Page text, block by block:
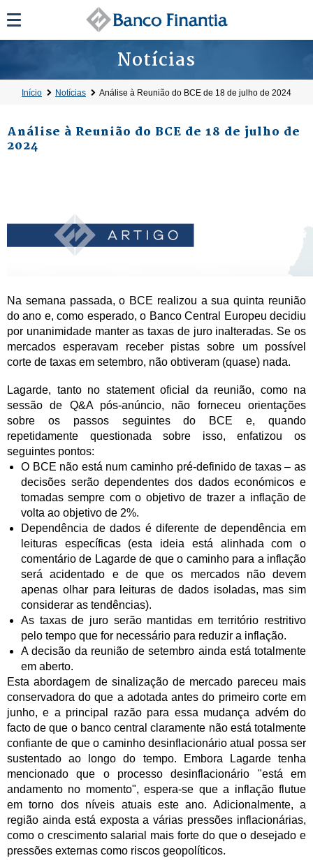
Notícias
Início Notícias Análise à Reunião do BCE de 18 de julho de 2024
Análise à Reunião do BCE de 18 de julho de
2024
Na semana passada, o BCE realizou a sua quinta reunião
do ano e, como esperado, o Banco Central Europeu decidiu
por unanimidade manter as taxas de juro inalteradas. Se os
mercados esperavam receber pistas sobre um possível
corte de taxas em setembro, não obtiveram (quase) nada.
Lagarde, tanto no statement oficial da reunião, como na
sessão de Q&A pós-anúncio, não forneceu orientações
sobre os passos seguintes do BCE e, quando
repetidamente questionada sobre isso, enfatizou os
seguintes pontos:
O BCE não está num caminho pré-definido de taxas – as
decisões serão dependentes dos dados económicos e
tomadas sempre com o objetivo de trazer a inflação de
volta ao objetivo de 2%.
Dependência de dados é diferente de dependência em
leituras específicas (esta ideia está alinhada com o
comentário de Lagarde de que o caminho para a inflação
será acidentado e de que os mercados não devem
apenas olhar para leituras de dados isoladas, mas sim
considerar as tendências).
As taxas de juro serão mantidas em território restritivo
pelo tempo que for necessário para reduzir a inflação.
A decisão da reunião de setembro ainda está totalmente
em aberto.
Esta abordagem de sinalização de mercado pareceu mais
conservadora do que a adotada antes do primeiro corte em
junho, e a principal razão para essa mudança advém do
facto de que o banco central claramente não está totalmente
confiante de que o caminho desinflacionário atual possa ser
sustentado ao longo do tempo. Embora Lagarde tenha
mencionado que o processo desinflacionário "está em
andamento no momento", espera-se que a inflação flutue
em torno dos níveis atuais este ano. Adicionalmente, a
região ainda está exposta a várias pressões inflacionárias,
como o crescimento salarial mais forte do que o desejado e
pressões externas como riscos geopolíticos.